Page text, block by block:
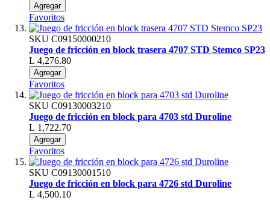
Agregar
Favoritos
SKU C09150000210
Juego de fricción en block trasera 4707 STD Stemco SP23
L 4,276.80
Agregar
Favoritos
SKU C09130003210
Juego de fricción en block para 4703 std Duroline
L 1,722.70
Agregar
Favoritos
SKU C09130001510
Juego de fricción en block para 4726 std Duroline
L 4,500.10